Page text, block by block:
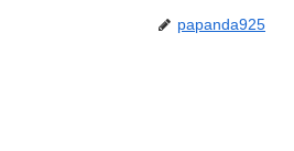
papanda925